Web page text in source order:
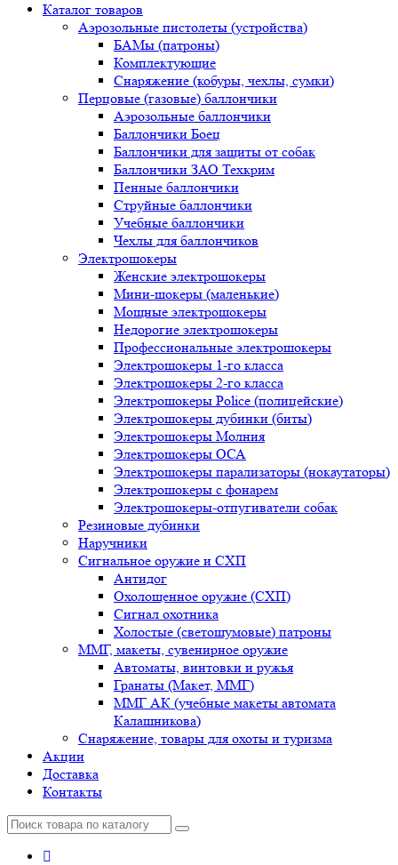
Каталог товаров
Аэрозольные пистолеты (устройства)
БАМы (патроны)
Комплектующие
Снаряжение (кобуры, чехлы, сумки)
Перцовые (газовые) баллончики
Аэрозольные баллончики
Баллончики Боец
Баллончики для защиты от собак
Баллончики ЗАО Техкрим
Пенные баллончики
Струйные баллончики
Учебные баллончики
Чехлы для баллончиков
Электрошокеры
Женские электрошокеры
Мини-шокеры (маленькие)
Мощные электрошокеры
Недорогие электрошокеры
Профессиональные электрошокеры
Электрошокеры 1-го класса
Электрошокеры 2-го класса
Электрошокеры Police (полицейские)
Электрошокеры дубинки (биты)
Электрошокеры Молния
Электрошокеры ОСА
Электрошокеры парализаторы (нокаутаторы)
Электрошокеры с фонарем
Электрошокеры-отпугиватели собак
Резиновые дубинки
Наручники
Сигнальное оружие и СХП
Антидог
Охолощенное оружие (СХП)
Сигнал охотника
Холостые (светошумовые) патроны
ММГ, макеты, сувенирное оружие
Автоматы, винтовки и ружья
Гранаты (Макет, ММГ)
ММГ АК (учебные макеты автомата
Калашникова)
Снаряжение, товары для охоты и туризма
Акции
Доставка
Контакты